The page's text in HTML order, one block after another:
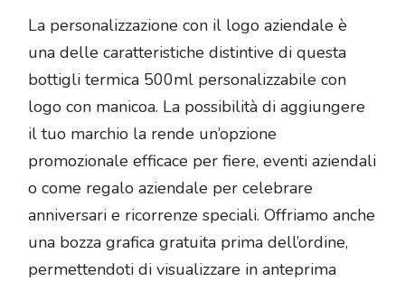
La personalizzazione con il logo aziendale è
una delle caratteristiche distintive di questa
bottigli termica 500ml personalizzabile con
logo con manicoa. La possibilità di aggiungere
il tuo marchio la rende un’opzione
promozionale efficace per fiere, eventi aziendali
o come regalo aziendale per celebrare
anniversari e ricorrenze speciali. Offriamo anche
una bozza grafica gratuita prima dell’ordine,
permettendoti di visualizzare in anteprima